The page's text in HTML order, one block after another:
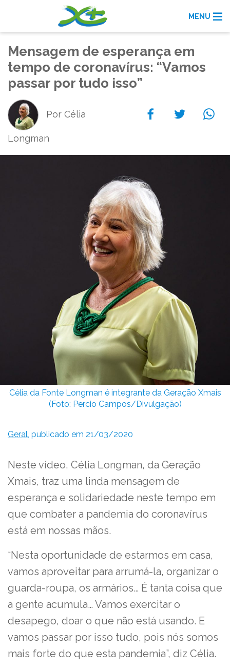
MENU
Mensagem de esperança em
tempo de coronavírus: “Vamos
passar por tudo isso”
Por Célia
Longman
Célia da Fonte Longman é integrante da Geração Xmais
(Foto: Percio Campos/Divulgação)
Geral, publicado em 21/03/2020
Neste vídeo, Célia Longman, da Geração
Xmais, traz uma linda mensagem de
esperança e solidariedade neste tempo em
que combater a pandemia do coronavírus
está em nossas mãos.
“Nesta oportunidade de estarmos em casa,
vamos aproveitar para arrumá-la, organizar o
guarda-roupa, os armários… É tanta coisa que
a gente acumula… Vamos exercitar o
desapego, doar o que não está usando. E
vamos passar por isso tudo, pois nós somos
mais forte do que esta pandemia”, diz Célia.